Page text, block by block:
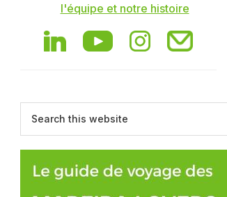
l'équipe et notre histoire
this